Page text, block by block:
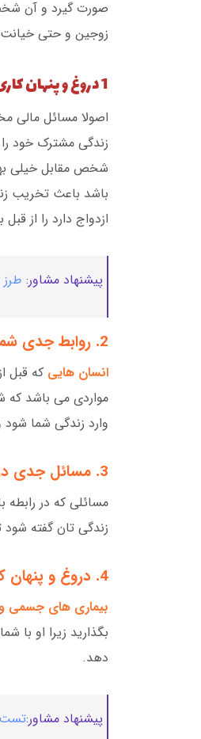
صورت گیرد و آن
زوجین و حتی خیانت
1 دروغ و پنهان کاری در ازدواج، مسائل مالی
اصولا مسائل مالی
زندگی مشترک خود را
شخص مقابل خیلی
باشد باعث تخریب
ازدواج دارد را از
پیشنهاد مشاور:
2. روابط جدی شما قبل از او
انسان هایی که قبل
مواردی می باشد که
وارد زندگی شما شود
3. مسائل جدی در رابطه با خانواده شما
مسائلی که در رابطه
زندگی تان گفته
4. دروغ و پنهان کاری در ازدواج، بیماری های جدی
بیماری های جسمی
بگذارید زیرا او با
دهد.
پیشنهاد مشاور:تست